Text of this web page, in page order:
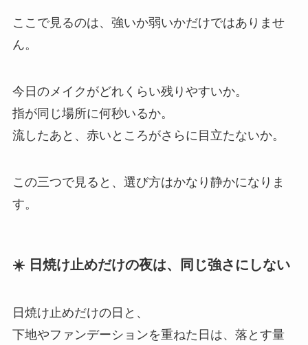
ここで見るのは、強いか弱いかだけではありませ
ん。
今日のメイクがどれくらい残りやすいか。
指が同じ場所に何秒いるか。
流したあと、赤いところがさらに目立たないか。
この三つで見ると、選び方はかなり静かになりま
す。
☀️ 日焼け止めだけの夜は、同じ強さにしない
日焼け止めだけの日と、
下地やファンデーションを重ねた日は、落とす量